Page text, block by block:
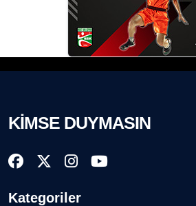
KİMSE DUYMASIN
Kategoriler